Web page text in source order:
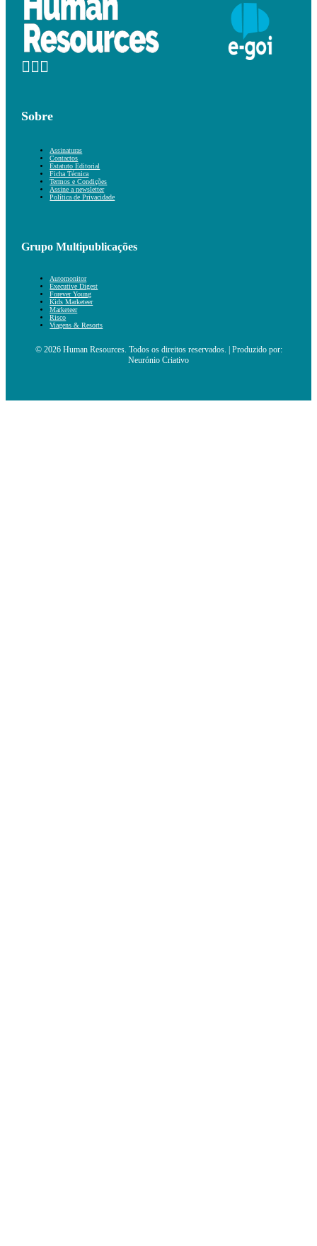
Sobre
Assinaturas
Contactos
Estatuto Editorial
Ficha Técnica
Termos e Condições
Assine a newsletter
Política de Privacidade
Grupo Multipublicações
Automonitor
Executive Digest
Forever Young
Kids Marketeer
Marketeer
Risco
Viagens & Resorts
© 2026 Human Resources. Todos os direitos reservados. | Produzido por:
Neurónio Criativo